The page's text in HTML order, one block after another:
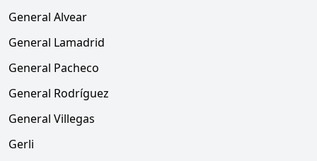
General Alvear
General Lamadrid
General Pacheco
General Rodríguez
General Villegas
Gerli